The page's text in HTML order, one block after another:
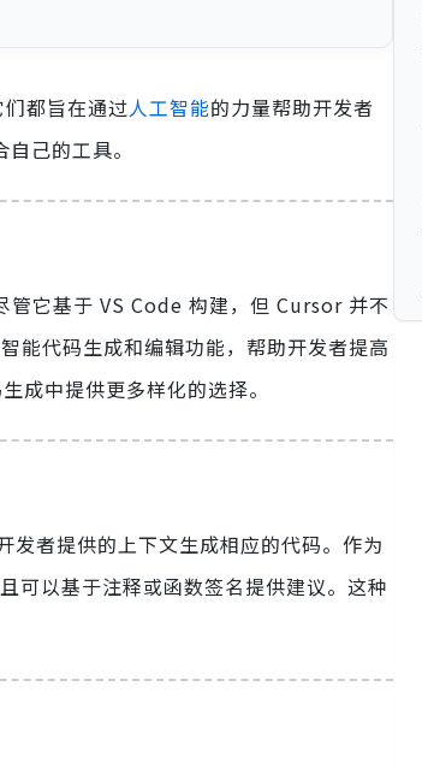
都旨在通过人工智能的力量帮助开发者
己的工具。
它基于 VS Code 构建，但 Cursor 并不
能代码生成和编辑功能，帮助开发者提高
成中提供更多样化的选择。
发者提供的上下文生成相应的代码。作为
以基于注释或函数签名提供建议。这种